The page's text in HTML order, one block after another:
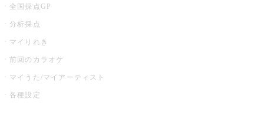
全国採点GP
分析採点
マイりれき
前回のカラオケ
マイうた/マイアーティスト
各種設定